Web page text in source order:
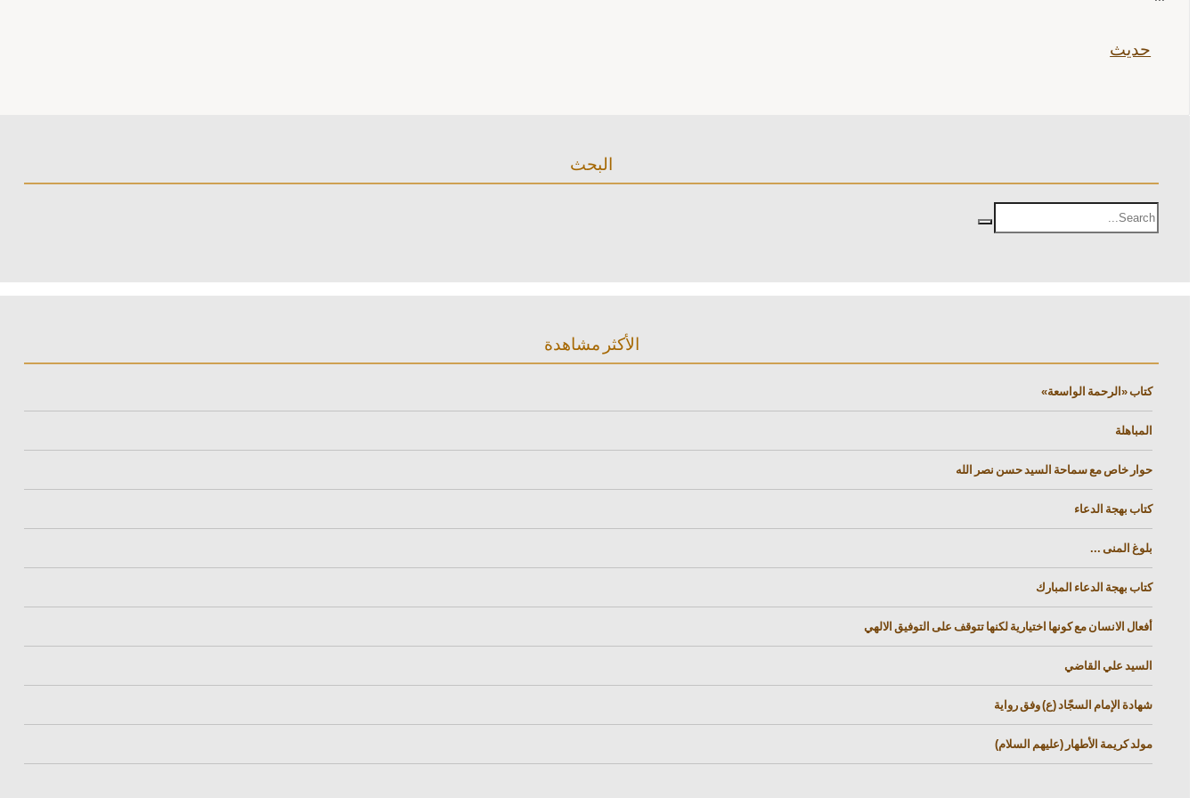
حدیث
البحث
الأكثر مشاهدة
كتاب «الرحمة الواسعة»
المباهلة
حوار خاص مع سماحة السيد حسن نصر الله
كتاب بهجة الدعاء
بلوغ المنى ...
كتاب بهجة الدعاء المبارك
أفعال الانسان مع كونها اختيارية لكنها تتوقف على التوفيق الالهي
السيد علي القاضي
شهادة الإمام السجّاد (ع) وفق رواية
مولد كريمة الأطهار (عليهم السلام)